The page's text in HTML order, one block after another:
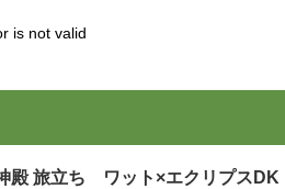
is not valid
殿 旅立ち ワット×エクリプス